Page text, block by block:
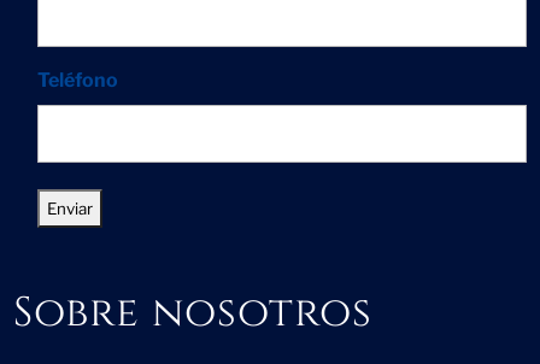
Teléfono
Sobre nosotros